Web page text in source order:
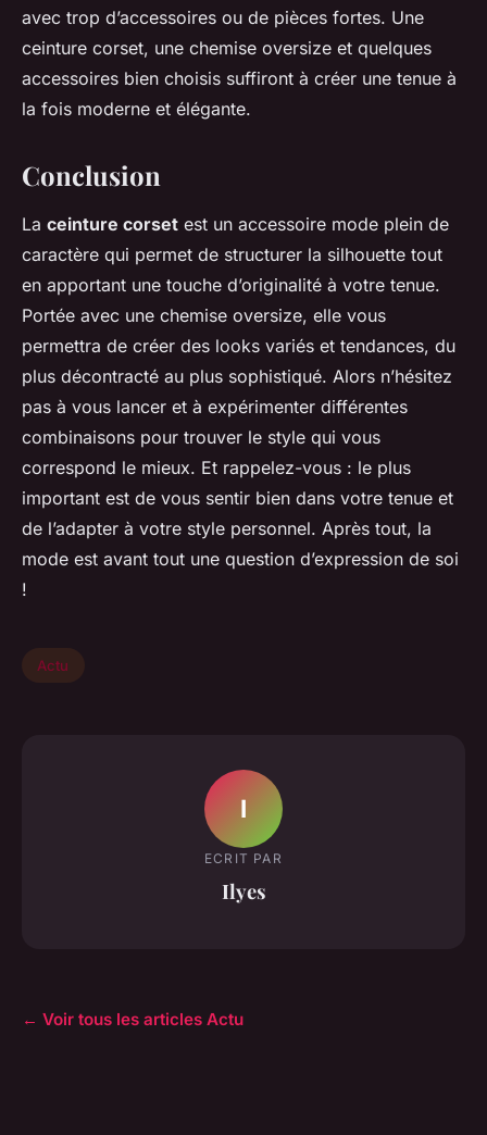
avec trop d’accessoires ou de pièces fortes. Une
ceinture corset, une chemise oversize et quelques
accessoires bien choisis suffiront à créer une tenue à
la fois moderne et élégante.
Conclusion
La ceinture corset est un accessoire mode plein de
caractère qui permet de structurer la silhouette tout
en apportant une touche d’originalité à votre tenue.
Portée avec une chemise oversize, elle vous
permettra de créer des looks variés et tendances, du
plus décontracté au plus sophistiqué. Alors n’hésitez
pas à vous lancer et à expérimenter différentes
combinaisons pour trouver le style qui vous
correspond le mieux. Et rappelez-vous : le plus
important est de vous sentir bien dans votre tenue et
de l’adapter à votre style personnel. Après tout, la
mode est avant tout une question d’expression de soi
!
Actu
I
ECRIT PAR
Ilyes
← Voir tous les articles Actu